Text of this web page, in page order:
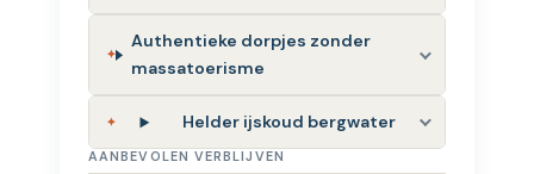
Authentieke dorpjes zonder
massatoerisme
Helder ijskoud bergwater
AANBEVOLEN VERBLIJVEN